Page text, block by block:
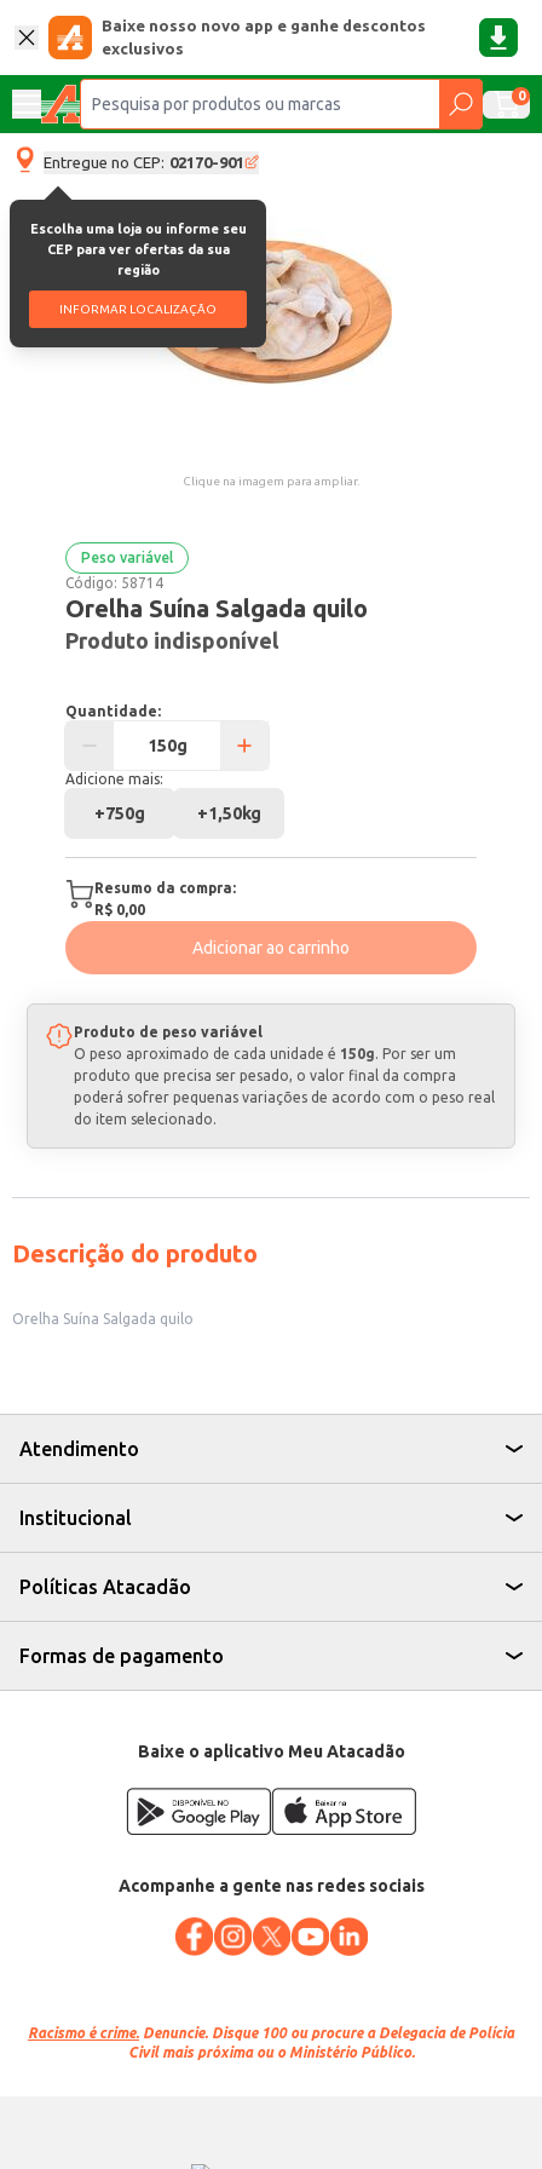
Baixe nosso novo app e ganhe descontos
exclusivos
0
Entregue no CEP: 02170-901
Escolha uma loja ou informe seu
CEP para ver ofertas da sua
região
INFORMAR LOCALIZAÇÃO
Clique na imagem para ampliar.
Peso variável
Código: 58714
Orelha Suína Salgada quilo
Produto indisponível
Quantidade:
Adicione mais:
+750g +1,50kg
Resumo da compra:
R$ 0,00
Adicionar ao carrinho
Produto de peso variável
O peso aproximado de cada unidade é 150g. Por ser um
produto que precisa ser pesado, o valor final da compra
poderá sofrer pequenas variações de acordo com o peso real
do item selecionado.
Descrição do produto
Orelha Suína Salgada quilo
Atendimento
Institucional
Políticas Atacadão
Formas de pagamento
Baixe o aplicativo Meu Atacadão
Acompanhe a gente nas redes sociais
Racismo é crime. Denuncie. Disque 100 ou procure a Delegacia de Polícia
Civil mais próxima ou o Ministério Público.